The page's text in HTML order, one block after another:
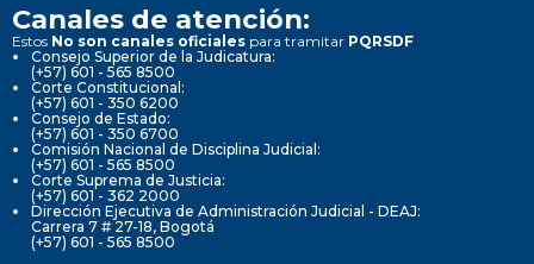
Canales de atención:
Estos No son canales oficiales para tramitar PQRSDF
Consejo Superior de la Judicatura:
(+57) 601 - 565 8500
Corte Constitucional:
(+57) 601 - 350 6200
Consejo de Estado:
(+57) 601 - 350 6700
Comisión Nacional de Disciplina Judicial:
(+57) 601 - 565 8500
Corte Suprema de Justicia:
(+57) 601 - 362 2000
Dirección Ejecutiva de Administración Judicial - DEAJ:
Carrera 7 # 27-18, Bogotá
(+57) 601 - 565 8500